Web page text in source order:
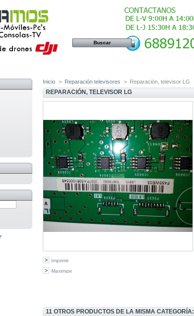
Inicio > Reparación televisores > Reparación, televisor LG
REPARACIÓN, TELEVISOR LG
Imprimir
Maximize
11 OTROS PRODUCTOS DE LA MISMA CATEGORÍA: